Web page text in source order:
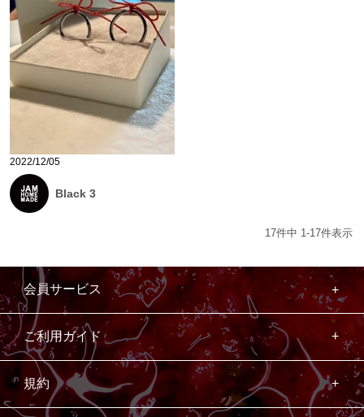
2022/12/05
Black 3
17件中 1-17件表示
会員サービス
ご利用ガイド
規約